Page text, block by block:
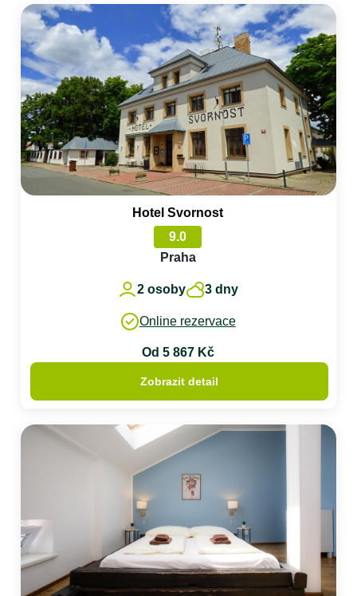
Hotel Svornost
9.0
Praha
2 osoby 3 dny
Online rezervace
Od 5 867 Kč
Zobrazit detail